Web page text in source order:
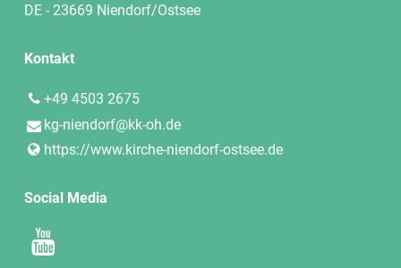
DE - 23669 Niendorf/Ostsee
Kontakt
+49 4503 2675
kg-niendorf@​kk-oh.​de
https://www.​kirche-niendorf-ostsee.​de
Social Media